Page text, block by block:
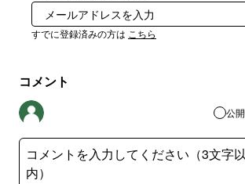
すでに登録済みの方は こちら
コメント
公開